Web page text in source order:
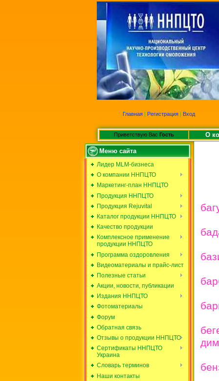
Главная | Регистрация | Вход
Приветствую Вас Гость О
Меню сайта
Лидер MLM-бизнеса
О компании ННПЦТО
Маркетинг-план ННПЦТО
Продукция ННПЦТО
Продукция Rejuvital
Каталог продукции ННПЦТО
Качество продукции
Комплексное применение
продукции ННПЦТО
Программа оздоровления
Видеоматериалы и прайс-лист
Полезные статьи
Акции, новости, публикации
Издания ННПЦТО
Фотоматериалы
Форум
Обратная связь
Отзывы о продукции ННПЦТО
Сертификаты ННПЦТО
Украина
Словарь терминов
Наши контакты